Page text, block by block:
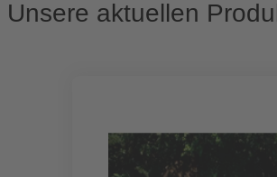
Unsere aktuellen